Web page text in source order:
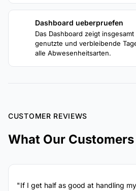
Dashboard ueberpruefen
Das Dashboard zeigt
genutzte und verbleibende
alle Abwesenheitsarten.
CUSTOMER REVIEWS
What Our Customers
"If I get half as good at handling